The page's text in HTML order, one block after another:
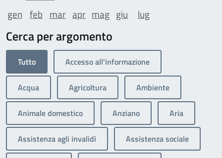
gen feb mar apr mag giu lug
Cerca per argomento
Tutto Accesso all'informazione
Acqua Agricoltura Ambiente
Animale domestico Anziano Aria
Assistenza agli invalidi Assistenza sociale